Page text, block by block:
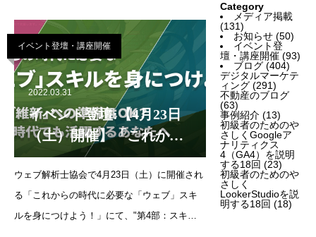
イベント登壇・講座開催
2022.03.31
イベント登壇:【4月23日
（土）開催】「これから
の時代に必要な「ウェ
ブ」スキルを身につけよ
う！」
ウェブ解析士協会で4月23日（土）に開催され
る「これからの時代に必要な「ウェブ」スキ
ルを身につけよう！」にて、"第4部：スキル
Category
メディア掲載
(131)
お知らせ(50)
イベント登
壇・講座開催(93)
ブログ(404)
デジタルマーケテ
ィング(291)
不動産のブログ
(63)
事例紹介(13)
初級者のためのや
さしくGoogleア
ナリティクス
4（GA4）を説明
する18回 (23)
初級者のためのや
さしく
LookerStudioを説
明する18回 (18)